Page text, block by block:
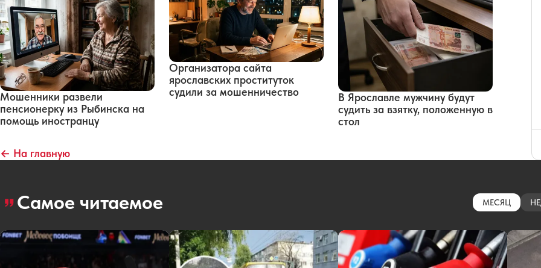
Мошенники развели
пенсионерку из Рыбинска на
помощь иностранцу
Организатора сайта
ярославских проституток
судили за мошенничество
В Ярославле мужчину будут
судить за взятку, положенную в
стол
← На главную
Самое читаемое МЕСЯЦ